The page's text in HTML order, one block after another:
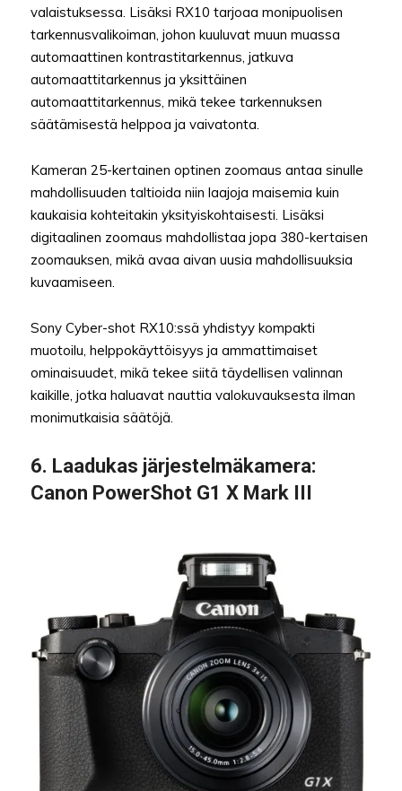
valaistuksessa. Lisäksi RX10 tarjoaa monipuolisen
tarkennusvalikoiman, johon kuuluvat muun muassa
automaattinen kontrastitarkennus, jatkuva
automaattitarkennus ja yksittäinen
automaattitarkennus, mikä tekee tarkennuksen
säätämisestä helppoa ja vaivatonta.
Kameran 25-kertainen optinen zoomaus antaa sinulle
mahdollisuuden taltioida niin laajoja maisemia kuin
kaukaisia kohteitakin yksityiskohtaisesti. Lisäksi
digitaalinen zoomaus mahdollistaa jopa 380-kertaisen
zoomauksen, mikä avaa aivan uusia mahdollisuuksia
kuvaamiseen.
Sony Cyber-shot RX10:ssä yhdistyy kompakti
muotoilu, helppokäyttöisyys ja ammattimaiset
ominaisuudet, mikä tekee siitä täydellisen valinnan
kaikille, jotka haluavat nauttia valokuvauksesta ilman
monimutkaisia säätöjä.
6. Laadukas järjestelmäkamera:
Canon PowerShot G1 X Mark III